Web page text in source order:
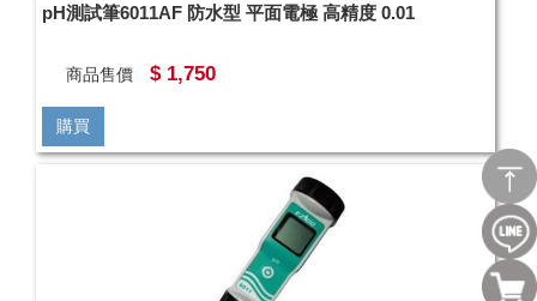
pH測試筆6011AF 防水型 平面電極 高精度 0.01
商品售價 $ 1,750
購買